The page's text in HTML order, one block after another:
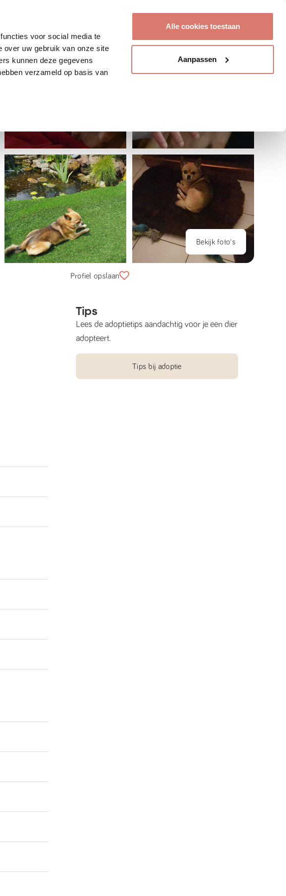
voor social media te
over uw gebruik van onze site
kunnen deze gegevens
verzameld op basis van
Alle cookies toestaan
Aanpassen
Bekijk foto's
Profiel opslaan
Tips
Lees de adoptietips aandachtig voor je een dier
adopteert.
Tips bij adoptie